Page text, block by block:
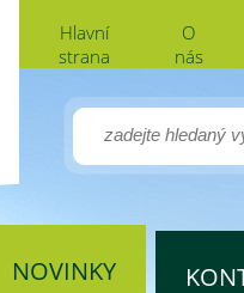
Hlavní
strana
O
nás
NOVINKY